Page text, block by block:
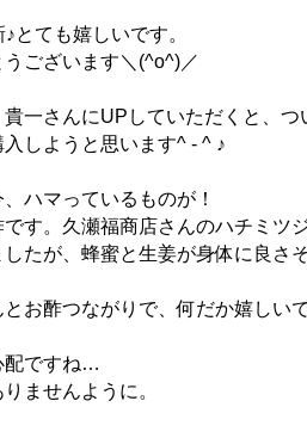
とても嬉しいです。
うございます＼(^o^)／
一さんにUPしていただくと、
しようと思います^ - ^ ♪
ハマっているものが！
す。久瀬福商店さんのハチミツ
したが、蜂蜜と生姜が身体に良さ
お酢つながりで、何だか嬉しい
配ですね…
ませんように。